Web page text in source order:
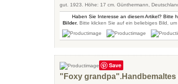
gut. 1923. Höhe: 17 cm. Günthermann,
Haben Sie Interesse an diesem Artikel? Bitte
Bilder. Bitte klicken Sie auf ein beliebiges Bild,
Save
"Foxy